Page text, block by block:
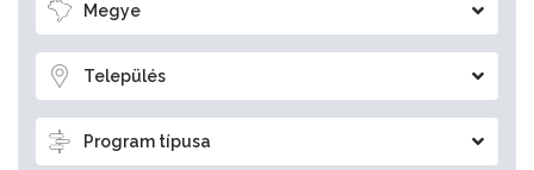
Megye
Település
Program típusa